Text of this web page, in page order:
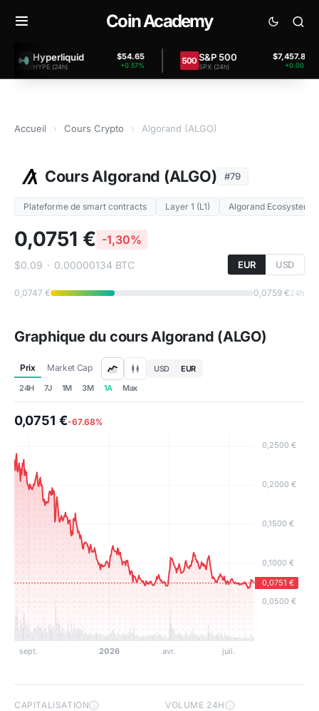
Coin Academy
Hyperliquid
HYPE (24h)
$54.65
+0.57%
S&P 500
SPX (24h)
$7,457.80
+0.00%
Accueil › Cours Crypto › Algorand (ALGO)
Cours Algorand (ALGO) #79
Plateforme de smart contracts Layer 1 (L1) Algorand Ecosystem
0,0751 € -1,30%
$0.09 · 0.00000134 BTC EUR USD
0,0747 € 0,0759 €24h
Graphique du cours Algorand (ALGO)
Prix Market Cap USD
EUR
24H
7J 1M 3M 1A Max
0,0751 €-67.68%
CAPITALISATION i VOLUME 24H i